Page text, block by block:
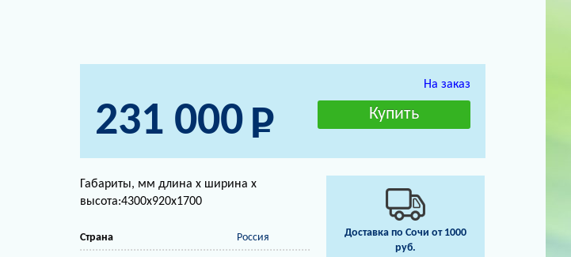
На заказ
231 000
Габариты, мм длина х ширина х
высота:4300х920х1700
Страна Россия
Доставка по Сочи от 1000
руб.